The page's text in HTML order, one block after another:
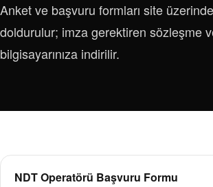
Anket ve başvuru formları site
doldurulur; imza gerektiren sözleşme
bilgisayarınıza indirilir.
NDT Operatörü Başvuru Formu